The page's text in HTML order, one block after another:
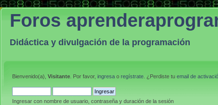
Foros
Didáctica y divulgación de la programación
Bienvenido(a), Visitante . Por favor, ingresa o regístrate . ¿Perdiste tu email de
Ingresar con nombre de usuario, contraseña y duración de la sesión